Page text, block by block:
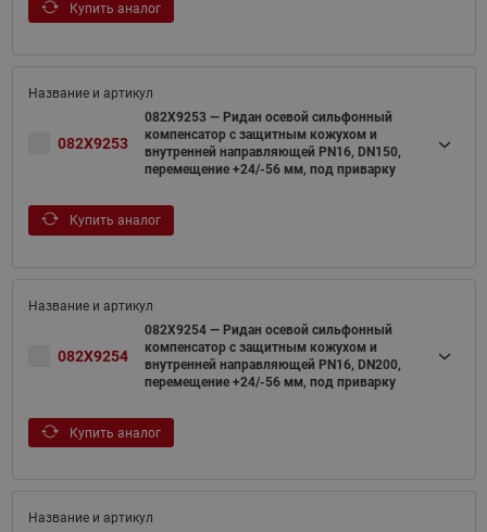
Купить аналог
082X9253
082X9253 — Ридан осевой сильфонный
компенсатор с защитным кожухом и
внутренней направляющей PN16, DN150,
перемещение +24/-56 мм, под приварку
Купить аналог
082X9254
082X9254 — Ридан осевой сильфонный
компенсатор с защитным кожухом и
внутренней направляющей PN16, DN200,
перемещение +24/-56 мм, под приварку
Купить аналог